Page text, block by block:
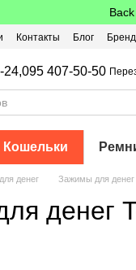
Контакты Блог
24,095 407-50-50
Кошельки
денег Зажимы для денег
денег